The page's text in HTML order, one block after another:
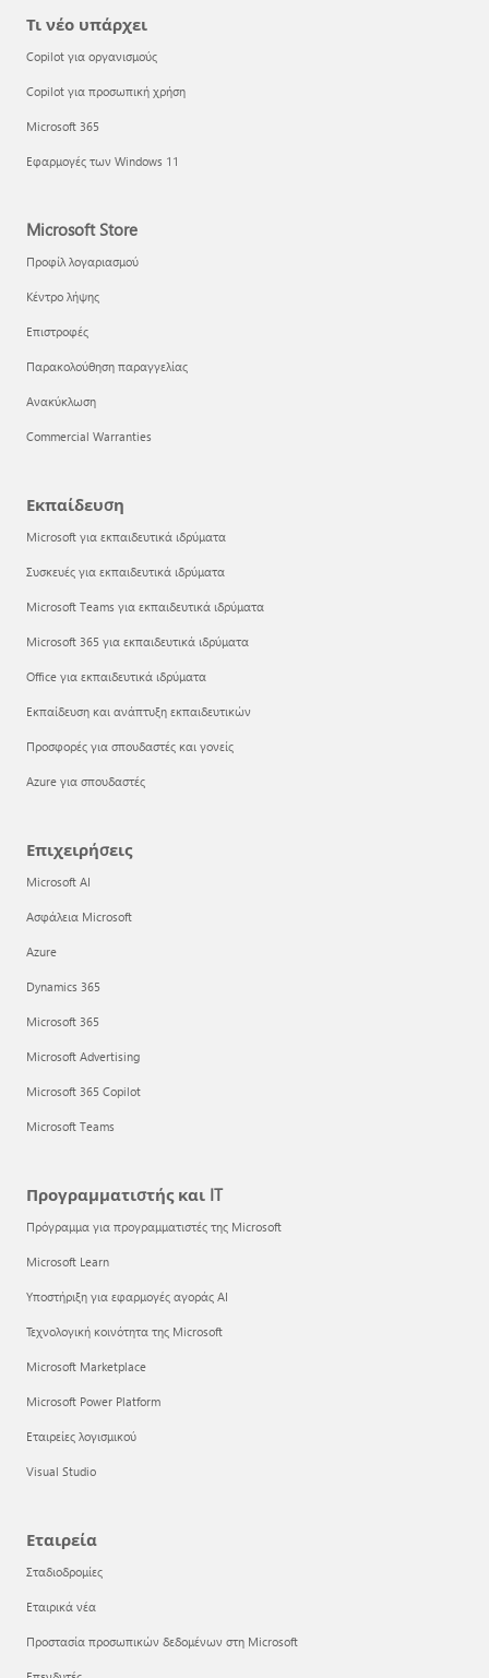
Τι νέο υπάρχει
Copilot για οργανισμούς
Copilot για προσωπική χρήση
Microsoft 365
Εφαρμογές των Windows 11
Microsoft Store
Προφίλ λογαριασμού
Κέντρο λήψης
Επιστροφές
Παρακολούθηση παραγγελίας
Ανακύκλωση
Commercial Warranties
Εκπαίδευση
Microsoft για εκπαιδευτικά ιδρύματα
Συσκευές για εκπαιδευτικά ιδρύματα
Microsoft Teams για εκπαιδευτικά ιδρύματα
Microsoft 365 για εκπαιδευτικά ιδρύματα
Office για εκπαιδευτικά ιδρύματα
Εκπαίδευση και ανάπτυξη εκπαιδευτικών
Προσφορές για σπουδαστές και γονείς
Azure για σπουδαστές
Επιχειρήσεις
Microsoft AI
Ασφάλεια Microsoft
Azure
Dynamics 365
Microsoft 365
Microsoft Advertising
Microsoft 365 Copilot
Microsoft Teams
Προγραμματιστής και IT
Πρόγραμμα για προγραμματιστές της Microsoft
Microsoft Learn
Υποστήριξη για εφαρμογές αγοράς AI
Τεχνολογική κοινότητα της Microsoft
Microsoft Marketplace
Microsoft Power Platform
Εταιρείες λογισμικού
Visual Studio
Εταιρεία
Σταδιοδρομίες
Εταιρικά νέα
Προστασία προσωπικών δεδομένων στη Microsoft